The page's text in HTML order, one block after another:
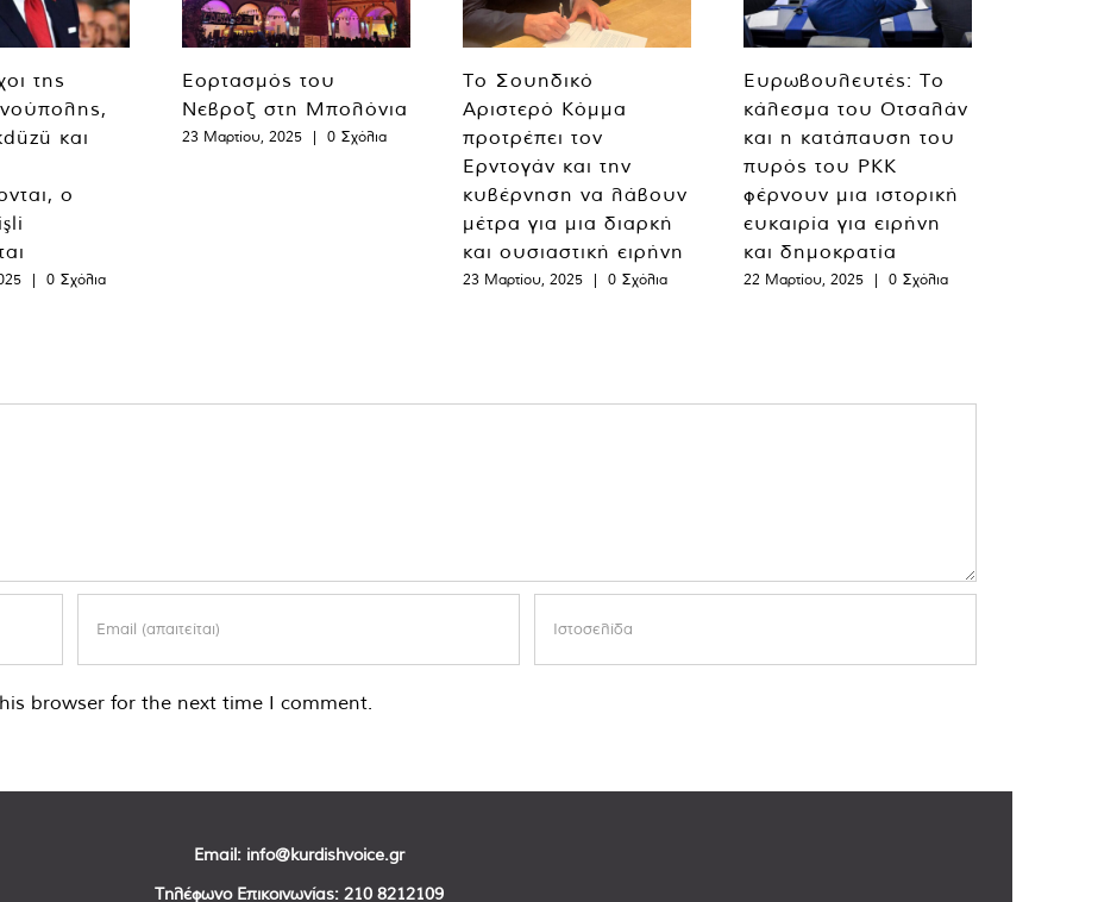
της
και
ο
| 0 Σχόλια
Εορτασμός του
Νεβροζ στη Μπολόνια
23 Μαρτίου, 2025 | 0 Σχόλια
Το Σουηδικό
Αριστερό Κόμμα
προτρέπει τον
Ερντογάν και την
κυβέρνηση να λάβουν
μέτρα για μια διαρκή
και ουσιαστική ειρήνη
23 Μαρτίου, 2025 | 0 Σχόλια
Ευρωβουλευτές: Το
κάλεσμα του Οτσαλάν
και η κατάπαυση του
πυρός του PKK
φέρνουν μια ιστορική
ευκαιρία για ειρήνη
και δημοκρατία
22 Μαρτίου, 2025 | 0 Σχόλια
browser for the next time I comment.
Email: info@kurdishvoice.gr
Τηλέφωνο Επικοινωνίας: 210 8212109